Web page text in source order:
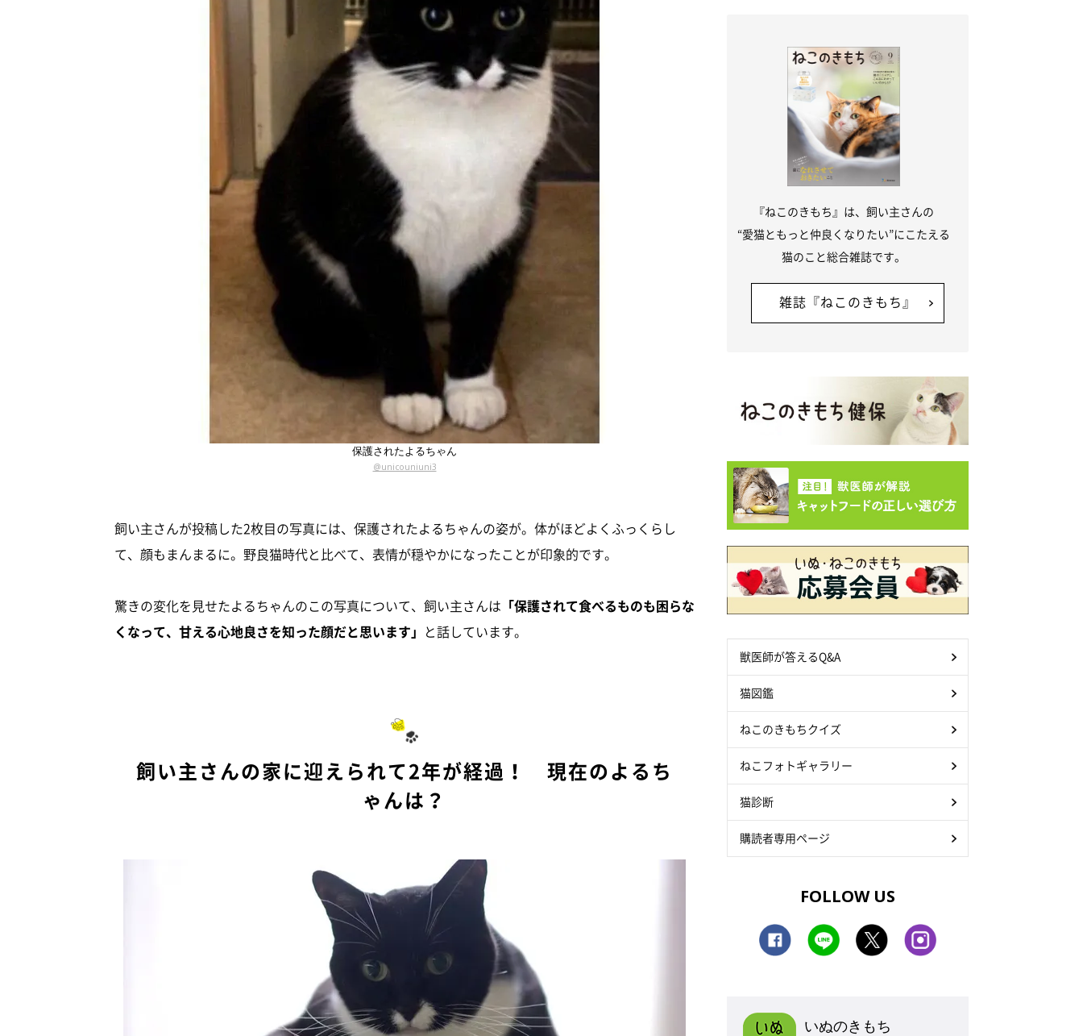
保護されたよるちゃん
@unicouniuni3
飼い主さんが投稿した2枚目の写真には、保護されたよるちゃんの姿が。体がほどよくふっくらし
て、顔もまんまるに。野良猫時代と比べて、表情が穏やかになったことが印象的です。
驚きの変化を見せたよるちゃんのこの写真について、飼い主さんは 「保護されて食べるものも困らな
くなって、甘える心地良さを知った顔だと思います」 と話しています。
飼い主さんの家に迎えられて2年が経過！ 現在のよるち
ゃんは？
『ねこのきもち』は、飼い主さんの
“愛猫ともっと仲良くなりたい”にこたえる
猫のこと総合雑誌です。
雑誌『ねこのきもち』
獣医師が答えるQ&A
猫図鑑
ねこのきもちクイズ
ねこフォトギャラリー
猫診断
購読者専用ページ
FOLLOW US
いぬのきもち